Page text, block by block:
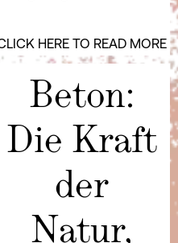
HERE TO READ MORE
Beton:
Die Kraft
der
Natur,